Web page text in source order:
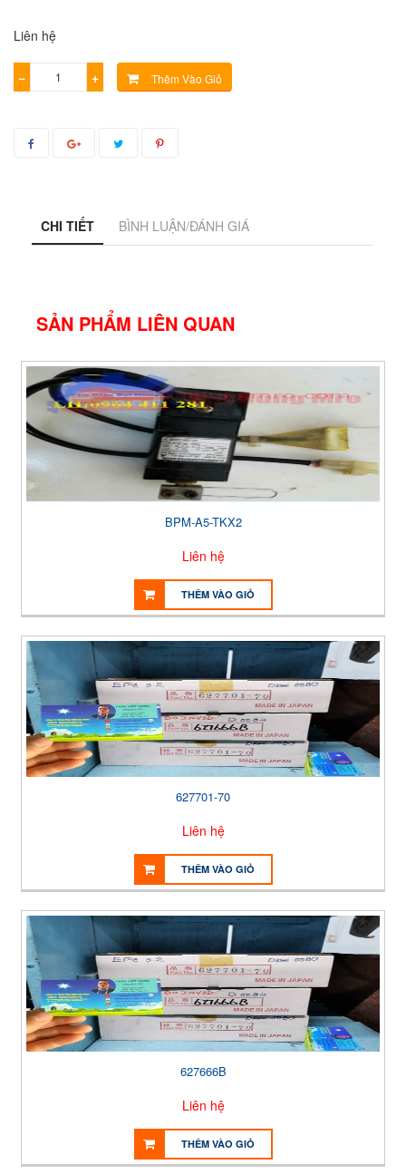
Liên hệ
− + Thêm Vào Giỏ
CHI TIẾT BÌNH LUẬN/ĐÁNH GIÁ
SẢN PHẨM LIÊN QUAN
BPM-A5-TKX2
Liên hệ
THÊM VÀO GIỎ
627701-70
Liên hệ
THÊM VÀO GIỎ
627666B
Liên hệ
THÊM VÀO GIỎ